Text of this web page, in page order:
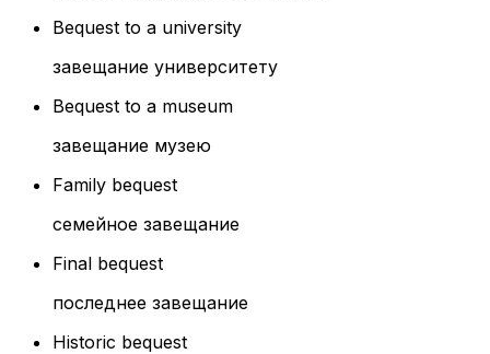
Bequest to a university
завещание университету
Bequest to a museum
завещание музею
Family bequest
семейное завещание
Final bequest
последнее завещание
Historic bequest